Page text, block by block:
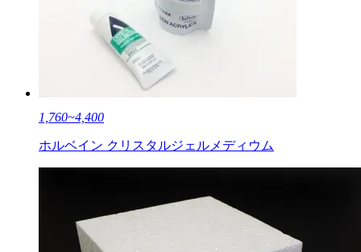
1,760~4,400
ホルベイン クリスタルジェルメディウム